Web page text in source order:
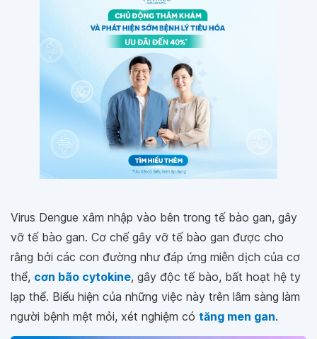
Virus Dengue xâm nhập vào bên trong tế bào gan, gây
vỡ tế bào gan. Cơ chế gây vỡ tế bào gan được cho
rằng bởi các con đường như đáp ứng miễn dịch của cơ
thể, cơn bão cytokine, gây độc tế bào, bất hoạt hệ ty
lạp thể. Biểu hiện của những việc này trên lâm sàng làm
người bệnh mệt mỏi, xét nghiệm có tăng men gan.